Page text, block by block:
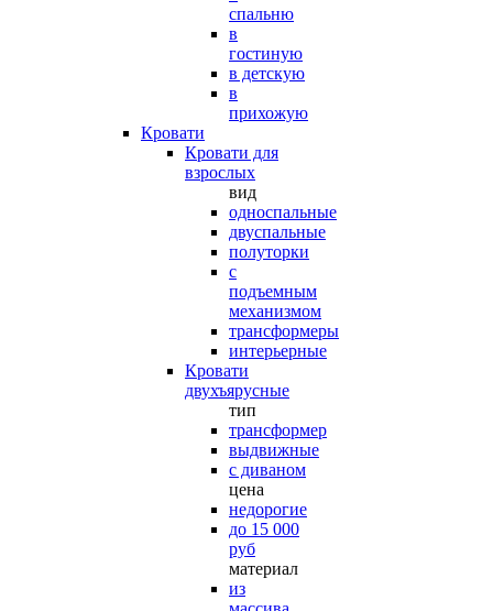
спальню
в
гостиную
в детскую
в
прихожую
Кровати
Кровати для
взрослых
вид
односпальные
двуспальные
полуторки
с
подъемным
механизмом
трансформеры
интерьерные
Кровати
двухъярусные
тип
трансформер
выдвижные
с диваном
цена
недорогие
до 15 000
руб
материал
из